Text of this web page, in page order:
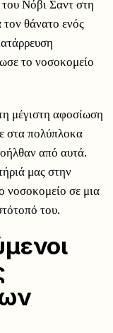
Νόβι Σαντ στη
θάνατο ενός
το νοσοκομείο
μέγιστη αφοσίωση
στα πολύπλοκα
από αυτά.
μας στην
νοσοκομείο σε μια
του.